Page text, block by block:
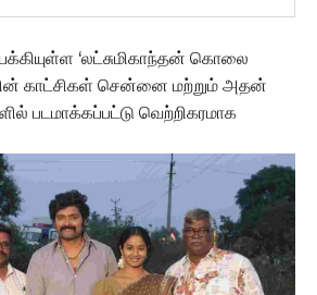
‘லட்சுமிகாந்தன் கொலை
காட்சிகள் சென்னை மற்றும் அதன்
படமாக்கப்பட்டு வெற்றிகரமாக